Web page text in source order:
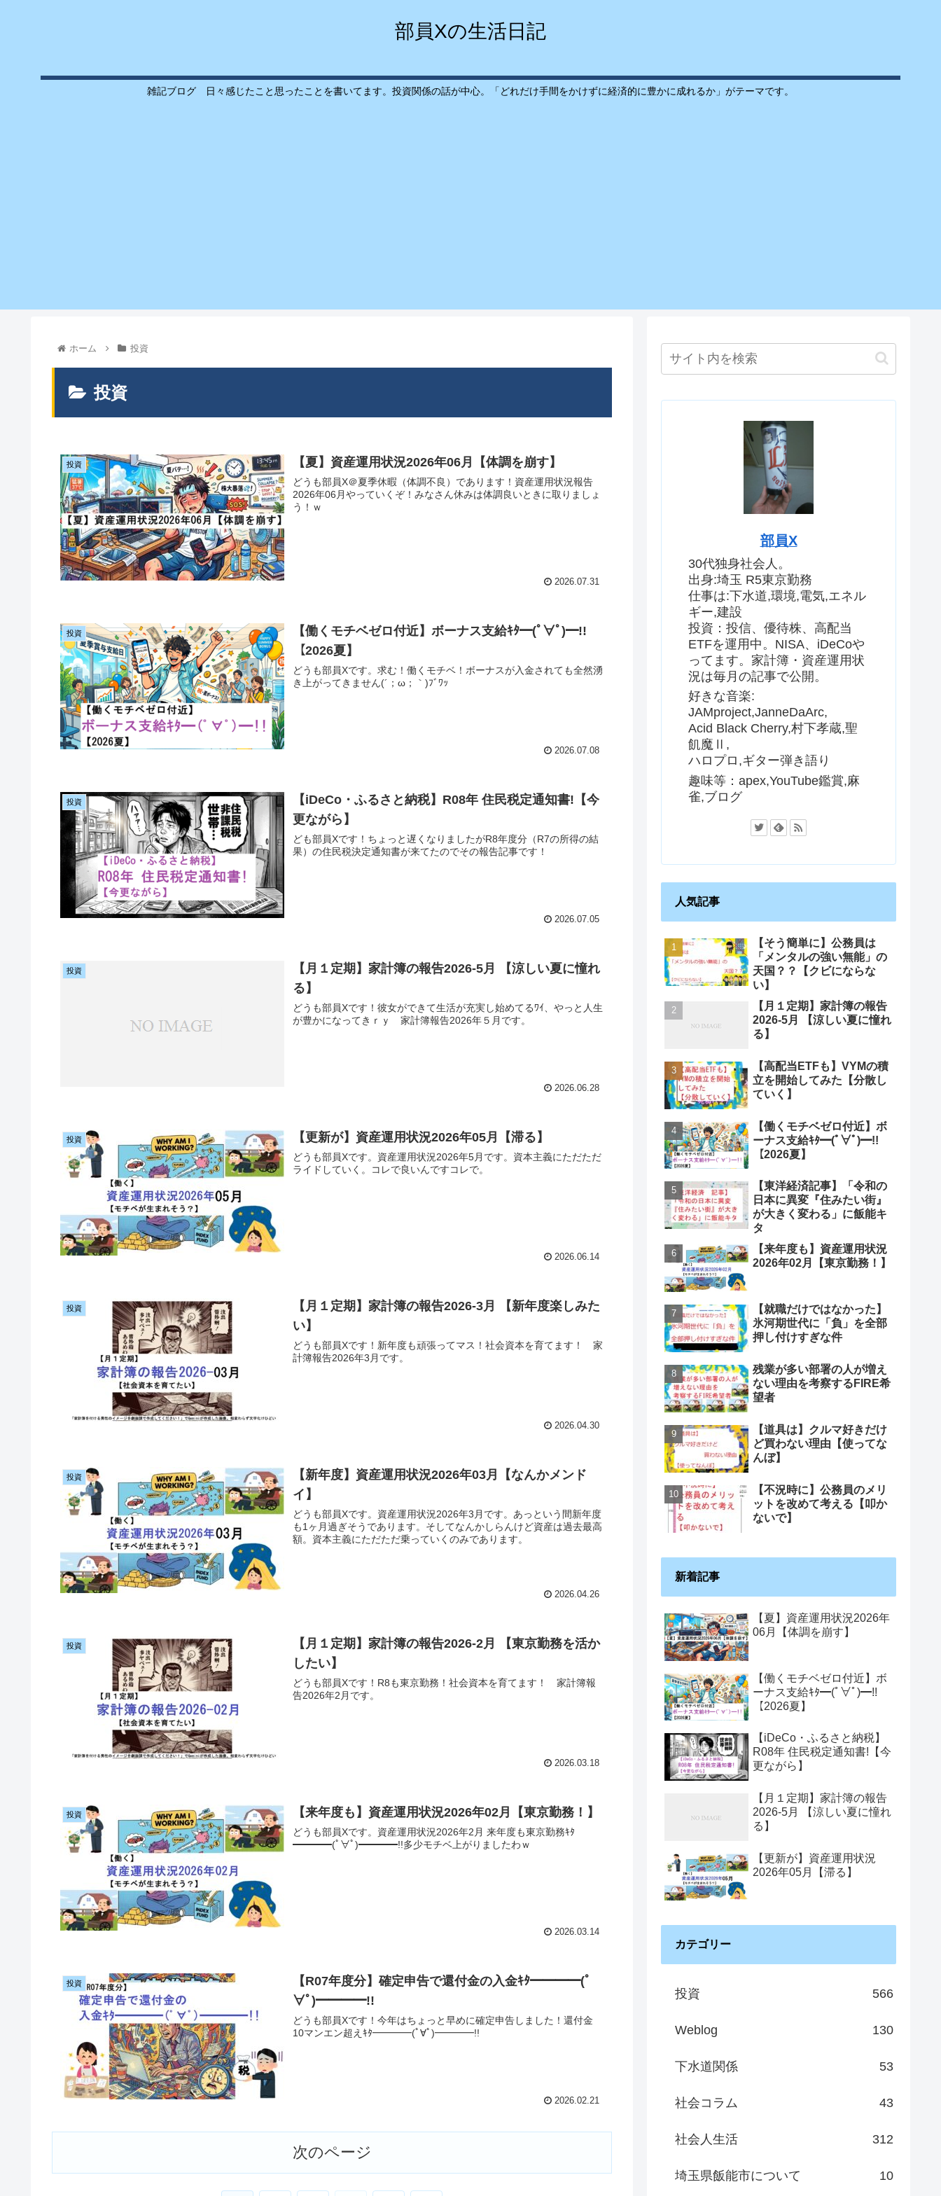
部員Xの生活日記
雑記ブログ 日々感じたこと思ったことを書いてます。投資関係の話が中心。「どれだけ手間をかけずに経済的に豊かに成れるか」がテーマです。
ホーム 投資
投資
投資 【夏】資産運用状況2026年06月【体調を崩す】
どうも部員X＠夏季休暇（体調不良）であります！資産運用状況報告
2026年06月やっていくぞ！みなさん休みは体調良いときに取りましょ
う！ｗ
2026.07.31
投資
【働くモチベゼロ付近】ボーナス支給ｷﾀ━(ﾟ∀ﾟ)━!!
【2026夏】
どうも部員Xです。求む！働くモチベ！ボーナスが入金されても全然湧
き上がってきません(´；ω；｀)ﾌﾞﾜｯ
2026.07.08
投資
【iDeCo・ふるさと納税】R08年 住民税定通知書!【今
更ながら】
ども部員Xです！ちょっと遅くなりましたがR8年度分（R7の所得の結
果）の住民税決定通知書が来てたのでその報告記事です！
2026.07.05
投資
【月１定期】家計簿の報告2026-5月 【涼しい夏に憧れ
る】
どうも部員Xです！彼女ができて生活が充実し始めてるﾜｲ、やっと人生
が豊かになってきｒｙ 家計簿報告2026年５月です。
2026.06.28
投資 【更新が】資産運用状況2026年05月【滞る】
どうも部員Xです。資産運用状況2026年5月です。資本主義にただただ
ライドしていく。コレで良いんですコレで。
2026.06.14
投資
【月１定期】家計簿の報告2026-3月 【新年度楽しみた
い】
どうも部員Xです！新年度も頑張ってマス！社会資本を育てます！ 家
計簿報告2026年3月です。
2026.04.30
投資
【新年度】資産運用状況2026年03月【なんかメンド
イ】
どうも部員Xです。資産運用状況2026年3月です。あっという間新年度
も1ヶ月過ぎそうであります。そしてなんかしらんけど資産は過去最高
額。資本主義にただただ乗っていくのみであります。
2026.04.26
投資
【月１定期】家計簿の報告2026-2月 【東京勤務を活か
したい】
どうも部員Xです！R8も東京勤務！社会資本を育てます！ 家計簿報
告2026年2月です。
2026.03.18
投資 【来年度も】資産運用状況2026年02月【東京勤務！】
どうも部員Xです。資産運用状況2026年2月 来年度も東京勤務ｷﾀ
━━━━(ﾟ∀ﾟ)━━━━!!多少モチベ上がりましたわｗ
2026.03.14
投資
【R07年度分】確定申告で還付金の入金ｷﾀ━━━━(ﾟ
∀ﾟ)━━━━!!
どうも部員Xです！今年はちょっと早めに確定申告しました！還付金
10マンエン超えｷﾀ━━━━(ﾟ∀ﾟ)━━━━!!
2026.02.21
次のページ
部員X
30代独身社会人。
出身:埼玉 R5東京勤務
仕事は:下水道,環境,電気,エネル
ギー,建設
投資：投信、優待株、高配当
ETFを運用中。NISA、iDeCoや
ってます。家計簿・資産運用状
況は毎月の記事で公開。
好きな音楽:
JAMproject,JanneDaArc,
Acid Black Cherry,村下孝蔵,聖
飢魔Ⅱ,
ハロプロ,ギター弾き語り
趣味等：apex,YouTube鑑賞,麻
雀,ブログ
人気記事
【そう簡単に】公務員は
「メンタルの強い無能」の
天国？？【クビにならな
い】
【月１定期】家計簿の報告
2026-5月 【涼しい夏に憧れ
る】
【高配当ETFも】VYMの積
立を開始してみた【分散し
ていく】
【働くモチベゼロ付近】ボ
ーナス支給ｷﾀ━(ﾟ∀ﾟ)━!!
【2026夏】
【東洋経済記事】「令和の
日本に異変『住みたい街』
が大きく変わる」に飯能キ
タ
【来年度も】資産運用状況
2026年02月【東京勤務！】
【就職だけではなかった】
氷河期世代に「負」を全部
押し付けすぎな件
残業が多い部署の人が増え
ない理由を考察するFIRE希
望者
【道具は】クルマ好きだけ
ど買わない理由【使ってな
んぼ】
【不況時に】公務員のメリ
ットを改めて考える【叩か
ないで】
新着記事
【夏】資産運用状況2026年
06月【体調を崩す】
【働くモチベゼロ付近】ボ
ーナス支給ｷﾀ━(ﾟ∀ﾟ)━!!
【2026夏】
【iDeCo・ふるさと納税】
R08年 住民税定通知書!【今
更ながら】
【月１定期】家計簿の報告
2026-5月 【涼しい夏に憧れ
る】
【更新が】資産運用状況
2026年05月【滞る】
カテゴリー
投資 566
Weblog 130
下水道関係 53
社会コラム 43
社会人生活 312
埼玉県飯能市について 10